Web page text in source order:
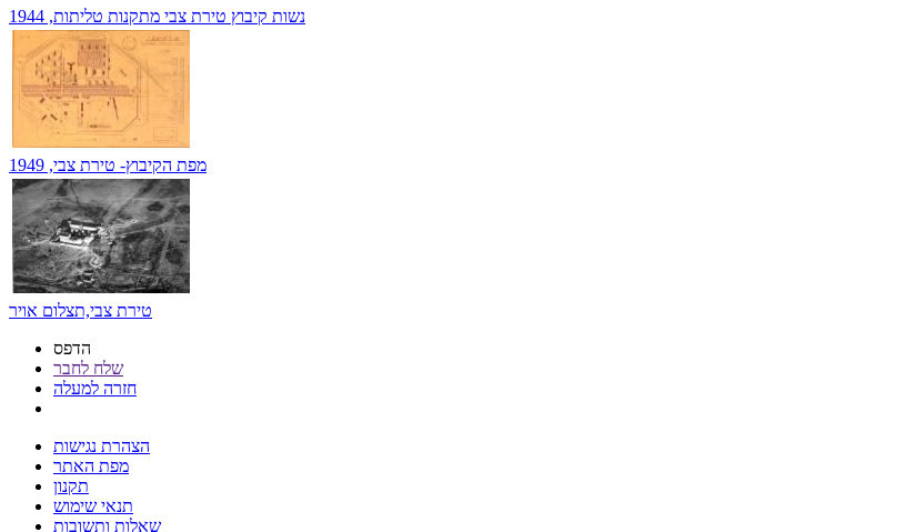
נשות קיבוץ טירת צבי מתקנות טליתות, 1944
מפת הקיבוץ- טירת צבי, 1949
טירת צבי,תצלום אויר
הדפס
שלח לחבר
חזרה למעלה
הצהרת נגישות
מפת האתר
תקנון
תנאי שימוש
שאלות ותשובות